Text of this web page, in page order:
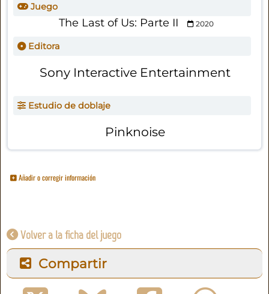
Juego
The Last of Us: Parte II 2020
Editora
Sony Interactive Entertainment
Estudio de doblaje
Pinknoise
Añadir o corregir información
Volver a la ficha del juego
Compartir